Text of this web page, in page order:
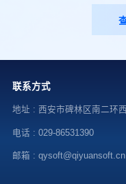
联系方式
地址 : 西安市碑林区南二环
电话 : 029-86531390
邮箱 : qysoft@qiyuansoft.cn